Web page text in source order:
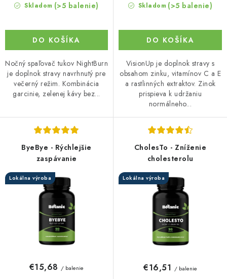
Skladom (>5 balenie)
DO KOŠÍKA
Nočný spaľovač tukov NightBurn
je doplnok stravy navrhnutý pre
večerný režim. Kombinácia
garcinie, zelenej kávy bez...
Skladom (>5 balenie)
DO KOŠÍKA
VisionUp je doplnok stravy s
obsahom zinku, vitamínov C a E
a rastlinných extraktov. Zinok
prispieva k udržaniu
normálneho...
ByeBye - Rýchlejšie
zaspávanie
Lokálna výroba
€15,68 / balenie
CholesTo - Zníženie
cholesterolu
Lokálna výroba
€16,51 / balenie